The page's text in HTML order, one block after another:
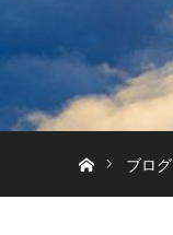
ブログ